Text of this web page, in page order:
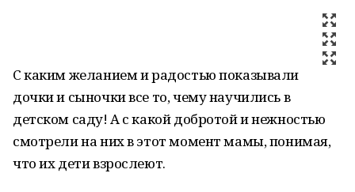
С каким желанием и радостью показывали
дочки и сыночки все то, чему научились в
детском саду! А с какой добротой и нежностью
смотрели на них в этот момент мамы, понимая,
что их дети взрослеют.